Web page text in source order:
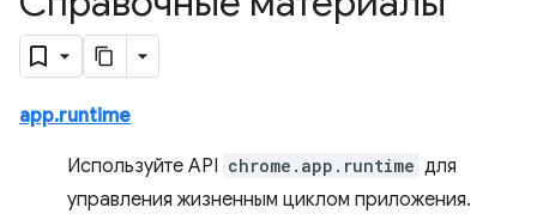
app.runtime
Используйте API chrome.app.runtime для
управления жизненным циклом приложения.